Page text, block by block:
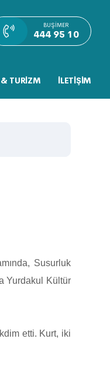
BUŞIMER
444 95 10
TURİZM İLETİŞİM
Susurluk
Yurdakul Kültür
etti. Kurt, iki